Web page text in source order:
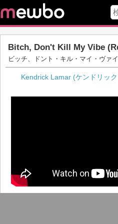
Bitch, Don't Kill My Vibe
ビッチ、ドント・キル・マイ・ヴァ
Kendrick Lamar (ケンドリッ